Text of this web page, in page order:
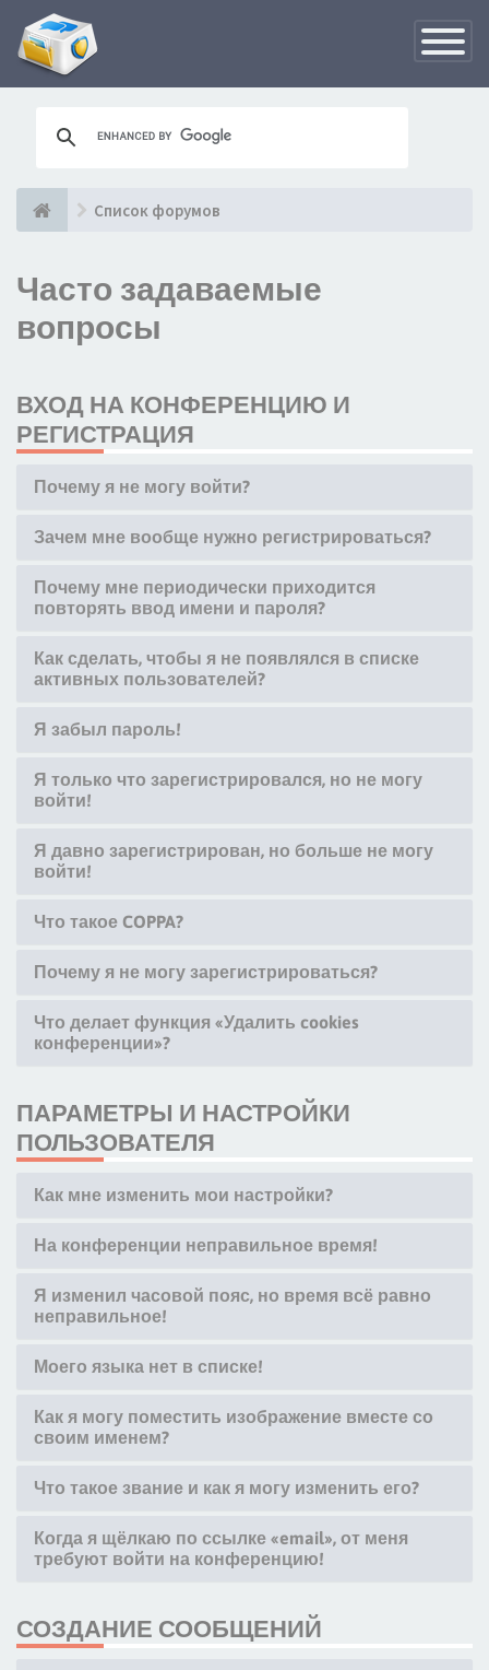
Список форумов
Часто задаваемые
вопросы
ВХОД НА КОНФЕРЕНЦИЮ И
РЕГИСТРАЦИЯ
Почему я не могу войти?
Зачем мне вообще нужно регистрироваться?
Почему мне периодически приходится
повторять ввод имени и пароля?
Как сделать, чтобы я не появлялся в списке
активных пользователей?
Я забыл пароль!
Я только что зарегистрировался, но не могу
войти!
Я давно зарегистрирован, но больше не могу
войти!
Что такое COPPA?
Почему я не могу зарегистрироваться?
Что делает функция «Удалить cookies
конференции»?
ПАРАМЕТРЫ И НАСТРОЙКИ
ПОЛЬЗОВАТЕЛЯ
Как мне изменить мои настройки?
На конференции неправильное время!
Я изменил часовой пояс, но время всё равно
неправильное!
Моего языка нет в списке!
Как я могу поместить изображение вместе со
своим именем?
Что такое звание и как я могу изменить его?
Когда я щёлкаю по ссылке «email», от меня
требуют войти на конференцию!
СОЗДАНИЕ СООБЩЕНИЙ